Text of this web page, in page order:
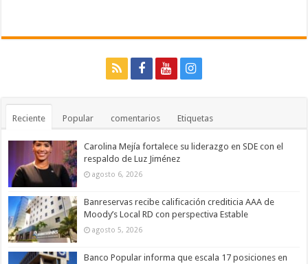
Reciente Popular comentarios Etiquetas
Carolina Mejía fortalece su liderazgo en SDE con el
respaldo de Luz Jiménez
agosto 6, 2026
Banreservas recibe calificación crediticia AAA de
Moody’s Local RD con perspectiva Estable
agosto 5, 2026
Banco Popular informa que escala 17 posiciones en